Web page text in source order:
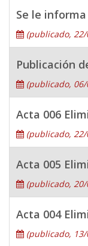
Se le
(publicado, 22/
Publicación
(publicado, 06/
Acta 006
(publicado, 22/
Acta 005
(publicado, 20/
Acta 004
(publicado, 13/